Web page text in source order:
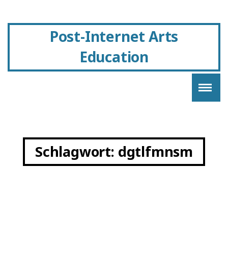
Post-Internet Arts
Education
Schlagwort: dgtlfmnsm